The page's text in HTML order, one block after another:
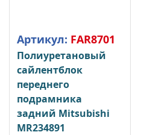
Артикул: FAR8701
Полиуретановый
сайлентблок
переднего
подрамника
задний Mitsubishi
MR234891